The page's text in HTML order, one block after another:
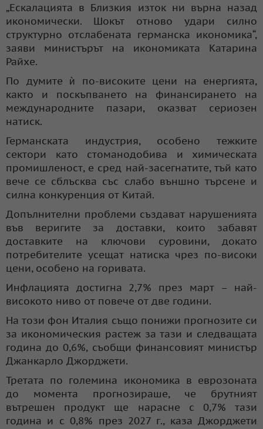
„Ескалацията в Близкия изток ни върна назад
икономически. Шокът отново удари силно
структурно отслабената германска икономика“,
заяви министърът на икономиката Катарина
Райхе.
По думите ѝ по-високите цени на енергията,
както и поскъпването на финансирането на
международните пазари, оказват сериозен
натиск.
Германската индустрия, особено тежките
сектори като стоманодобива и химическата
промишленост, е сред най-засегнатите, тъй като
вече се сблъсква със слабо външно търсене и
силна конкуренция от Китай.
Допълнителни проблеми създават нарушенията
във веригите за доставки, които забавят
доставките на ключови суровини, докато
потребителите усещат натиска чрез по-високи
цени, особено на горивата.
Инфлацията достигна 2,7% през март – най-
високото ниво от повече от две години.
На този фон Италия също понижи прогнозите си
за икономическия растеж за тази и следващата
година до 0,6%, съобщи финансовият министър
Джанкарло Джорджети.
Третата по големина икономика в еврозоната
до момента прогнозираше, че брутният
вътрешен продукт ще нарасне с 0,7% тази
година и с 0,8% през 2027 г., каза Джорджети